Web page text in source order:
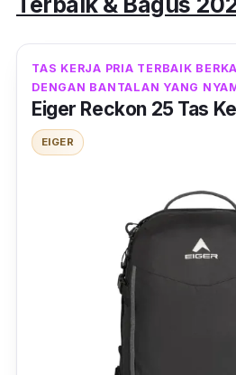
TAS KERJA PRIA TERBAIK
DENGAN BANTALAN YANG
Eiger Reckon 25 Tas
EIGER